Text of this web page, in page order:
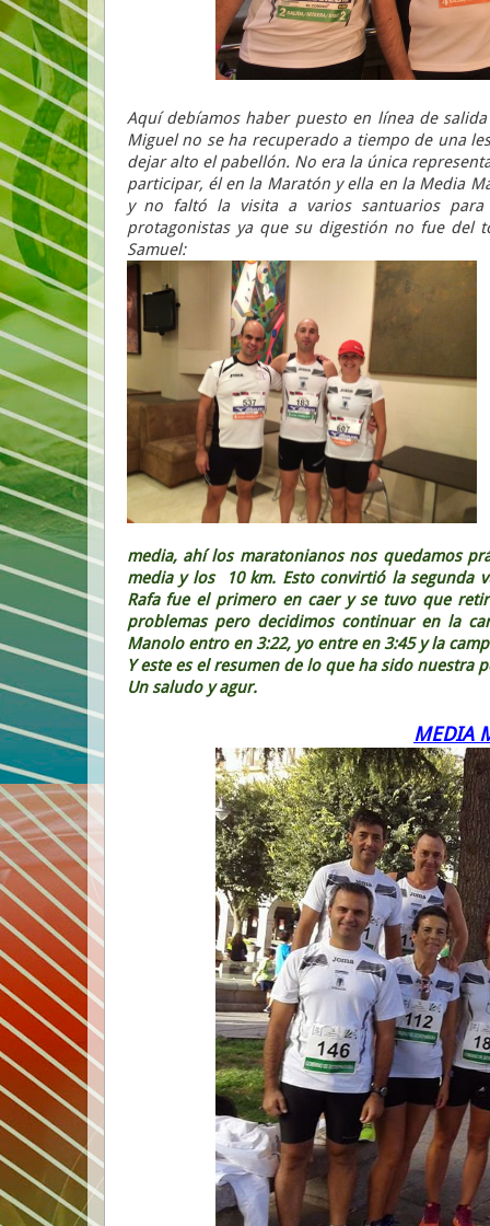
Aquí debíamos haber puesto en línea de
Miguel no se ha recuperado a tiempo de una
dejar alto el pabellón. No era la única
participar, él en la Maratón y ella en la Media
y no faltó la visita a varios santuarios
protagonistas ya que su digestión no fue del
Samuel:
media, ahí los maratonianos nos quedamos
media y los 10 km. Esto convirtió la segunda
Rafa fue el primero en caer y se tuvo que
problemas pero decidimos continuar en la
Manolo entro en 3:22, yo entre en 3:45 y la
Y este es el resumen de lo que ha sido nuestra
Un saludo y agur.
MEDIA